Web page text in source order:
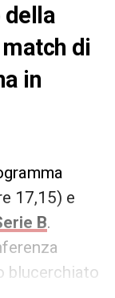
della
di
in
17,15) e
B.
blucerchiato